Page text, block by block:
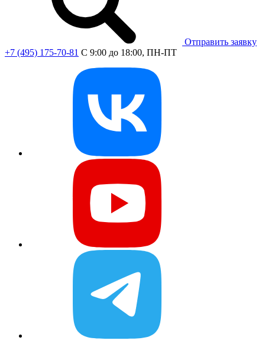
Отправить заявку
+7 (495) 175-70-81 C 9:00 до 18:00, ПН-ПТ